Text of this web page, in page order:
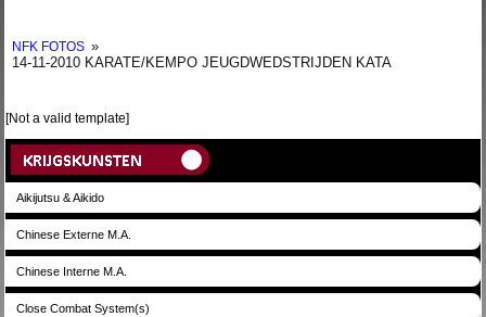
NFK FOTOS »
14-11-2010 KARATE/KEMPO JEUGDWEDSTRIJDEN KATA
[Not a valid template]
Aikijutsu & Aikido
Chinese Externe M.A.
Chinese Interne M.A.
Close Combat System(s)